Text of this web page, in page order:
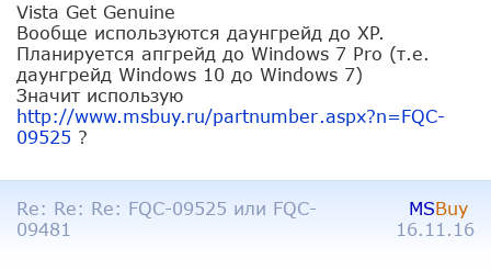
Vista Get Genuine
Вообще используются даунгрейд до XP.
Планируется апгрейд до Windows 7 Pro (т.е.
даунгрейд Windows 10 до Windows 7)
Значит использую
http://www.msbuy.ru/partnumber.aspx?n=FQC-
09525 ?
Re: Re: Re: FQC-09525 или FQC-
09481
MSBuy
16.11.16